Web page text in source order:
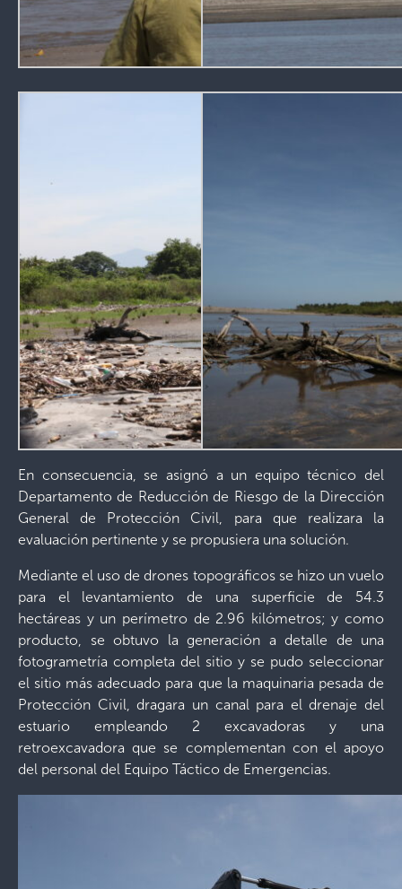
En consecuencia, se asignó a un equipo técnico del
Departamento de Reducción de Riesgo de la Dirección
General de Protección Civil, para que realizara la
evaluación pertinente y se propusiera una solución.
Mediante el uso de drones topográficos se hizo un vuelo
para el levantamiento de una superficie de 54.3
hectáreas y un perímetro de 2.96 kilómetros; y como
producto, se obtuvo la generación a detalle de una
fotogrametría completa del sitio y se pudo seleccionar
el sitio más adecuado para que la maquinaria pesada de
Protección Civil, dragara un canal para el drenaje del
estuario empleando 2 excavadoras y una
retroexcavadora que se complementan con el apoyo
del personal del Equipo Táctico de Emergencias.